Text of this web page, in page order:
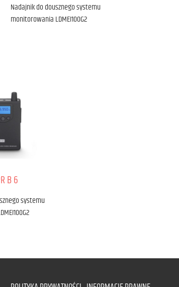
Nadajnik do dousznego systemu
monitorowania LDMEI100G2
B 6
systemu